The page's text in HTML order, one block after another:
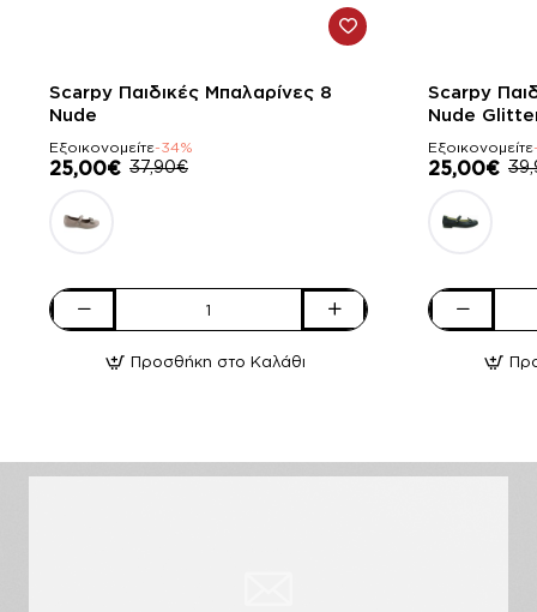
-34%
Scarpy Παιδικές Μπαλαρίνες 8
Nude
Εξοικονομείτε-34%
25,00€ 37,90€
Scarpy
ΜπαλαρίνεςΠροσθήκη στο Καλάθι
-37%
Scarpy
Nude
Εξοικονομείτε
25,00€
Scarpy
Μπαλαρίνες